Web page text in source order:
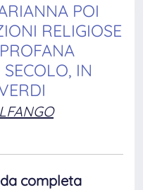
POI
RELIGIOSE
IN
completa